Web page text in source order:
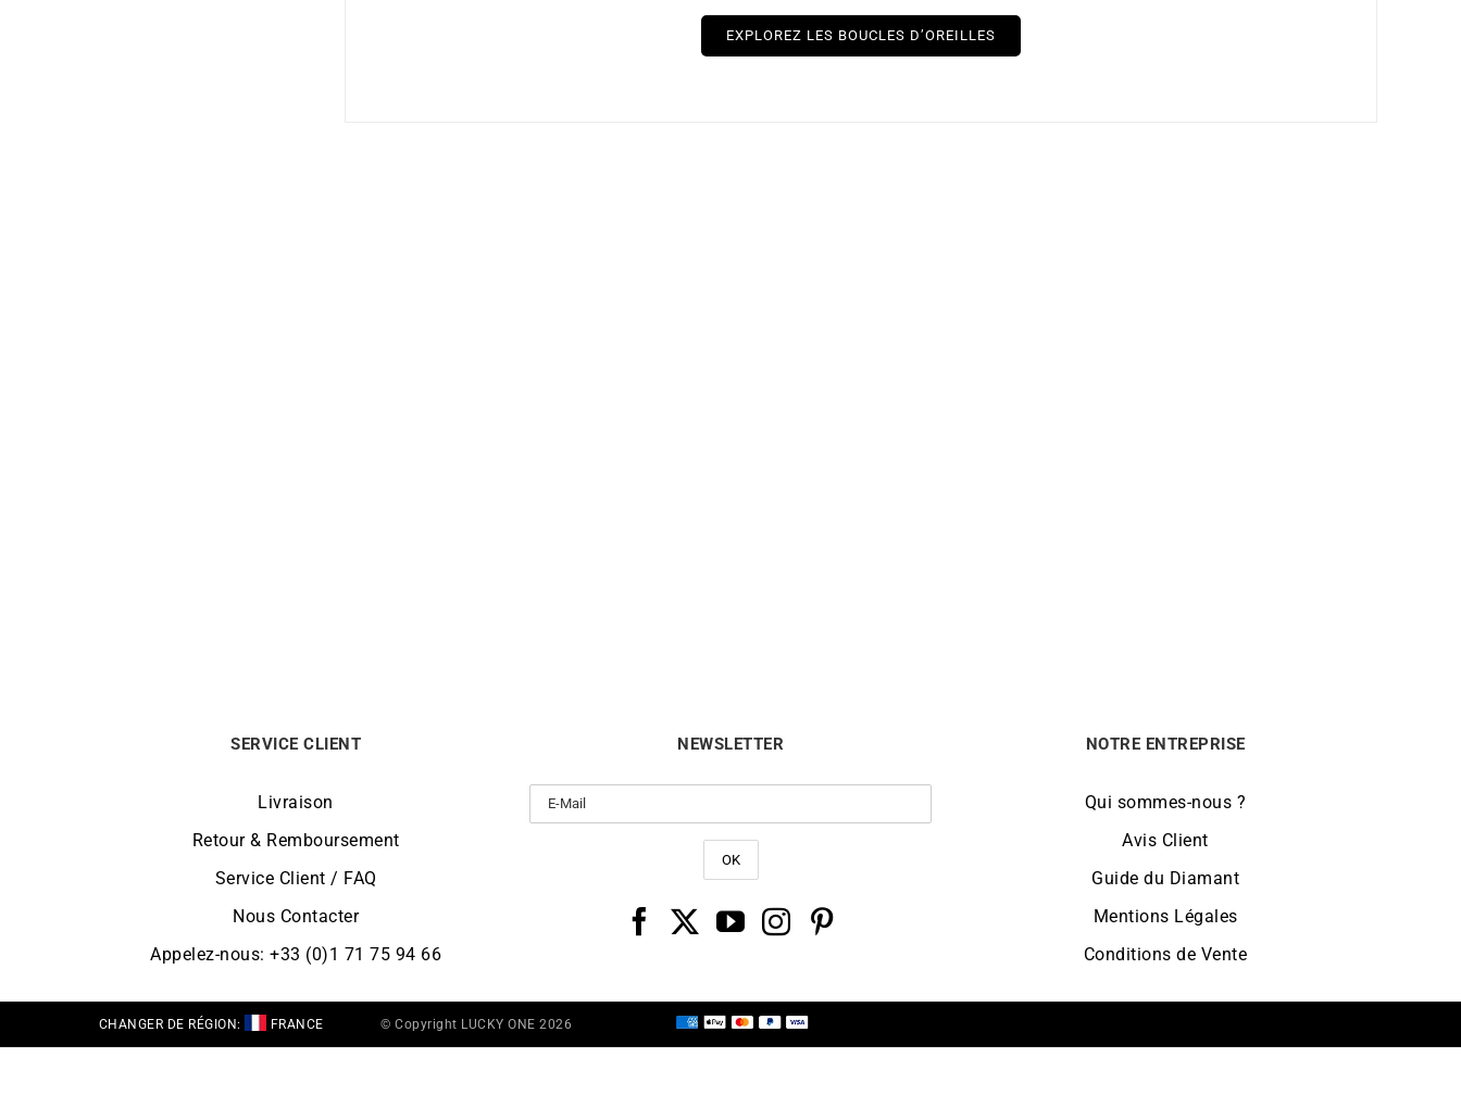
EXPLOREZ LES BOUCLES D’OREILLES
SERVICE CLIENT
Livraison
Retour & Remboursement
Service Client / FAQ
Nous Contacter
Appelez-nous: +33 (0)1 71 75 94 66
NEWSLETTER NOTRE ENTREPRISE
Qui sommes-nous ?
Avis Client
Guide du Diamant
Mentions Légales
Conditions de Vente
CHANGER DE RÉGION: FRANCE © Copyright LUCKY ONE 2026